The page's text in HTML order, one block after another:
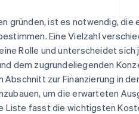
gründen, ist es notwendig, die
Eine Vielzahl
Rolle und unterscheidet sich
dem zugrundeliegenden
zur Finanzierung in
um die erwarteten
Liste fasst die wichtigsten